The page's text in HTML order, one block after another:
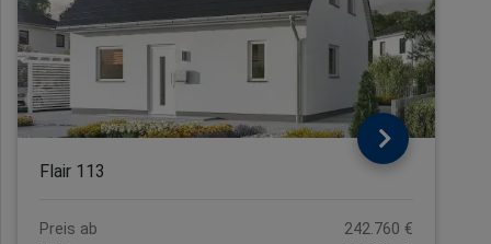
Flair 113
Preis ab
242.760 €